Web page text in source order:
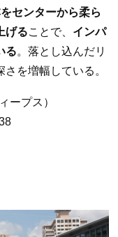
センターから柔ら
げることで、 インパ
る。落とし込んだリ
を増幅している。
ープス）